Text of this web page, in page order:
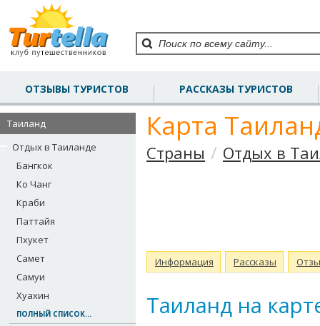
ОТЗЫВЫ ТУРИСТОВ РАССКАЗЫ ТУРИСТОВ
Таиланд
Отдых в Таиланде
Бангкок
Ко Чанг
Краби
Паттайя
Пхукет
Самет
Самуи
Хуахин
ПОЛНЫЙ СПИСОК...
Карта
Страны / Отдых в
Информация Рассказы
Таиланд на